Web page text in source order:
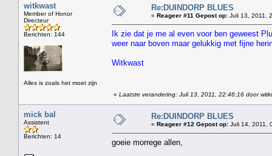
witkwast
Member of Honor
Directeur
Berichten: 144
Alles is zoals het moet zijn
Re:DUINDORP BLUES
« Reageer #11 Gepost op: Juli 13, 2011,
Ik zie dat je me al even voor ben geweest
weer naar boven maar gelukkig met fijne
Witkwast
« Laatste verandering: Juli 13, 2011, 22:46:16 door
mick bal
Assistent
Berichten: 14
Re:DUINDORP BLUES
« Reageer #12 Gepost op: Juli 14, 2011,
goeie morrege allen,